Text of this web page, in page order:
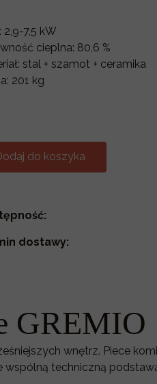
dostawy:
do koszyka
2,9-7,5 kW
cieplna: 80,6 %
stal + szamot + ceramika
201 kg
GREMIO
wnętrz. Piece
techniczną